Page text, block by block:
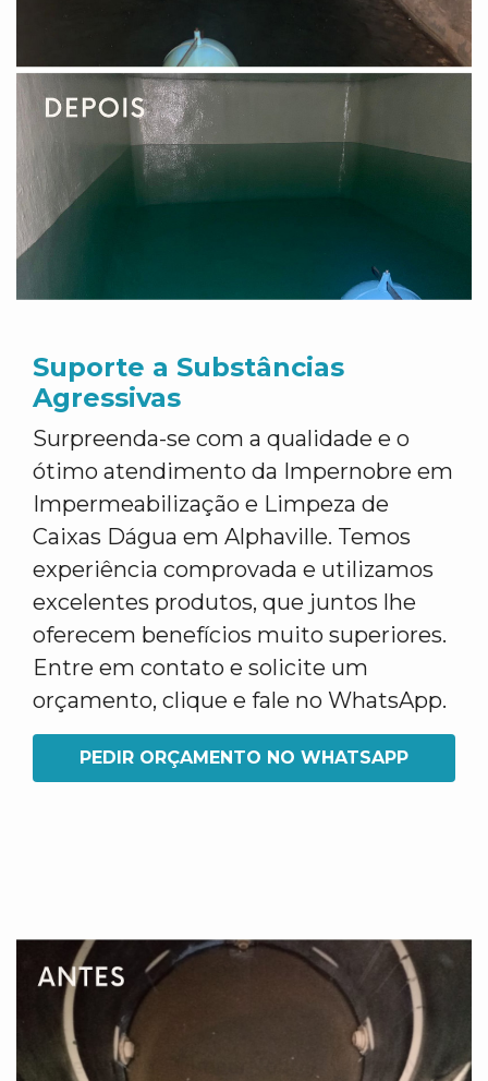
Suporte a Substâncias
Agressivas
Surpreenda-se com a qualidade e o
ótimo atendimento da Impernobre em
Impermeabilização e Limpeza de
Caixas Dágua em Alphaville. Temos
experiência comprovada e utilizamos
excelentes produtos, que juntos lhe
oferecem benefícios muito superiores.
Entre em contato e solicite um
orçamento, clique e fale no WhatsApp.
PEDIR ORÇAMENTO NO WHATSAPP